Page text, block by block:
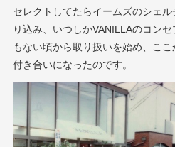
セレクトしてたらイームズのシェ
り込み、いつしかVANILLAのコン
もない頃から取り扱いを始め、こ
付き合いになったのです。